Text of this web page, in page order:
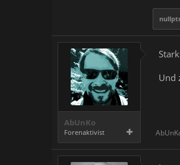
AbUnKo
Forenaktivist
Und